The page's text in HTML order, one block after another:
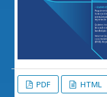
PDF HTML